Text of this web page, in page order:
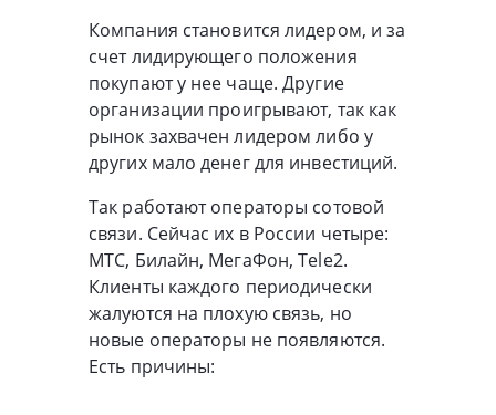
Компания становится лидером, и за
счет лидирующего положения
покупают у нее чаще. Другие
организации проигрывают, так как
рынок захвачен лидером либо у
других мало денег для инвестиций.
Так работают операторы сотовой
связи. Сейчас их в России четыре:
МТС, Билайн, МегаФон, Tele2.
Клиенты каждого периодически
жалуются на плохую связь, но
новые операторы не появляются.
Есть причины: